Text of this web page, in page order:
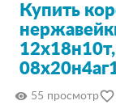
Купить
visibility 55 просмотрfavorite_border